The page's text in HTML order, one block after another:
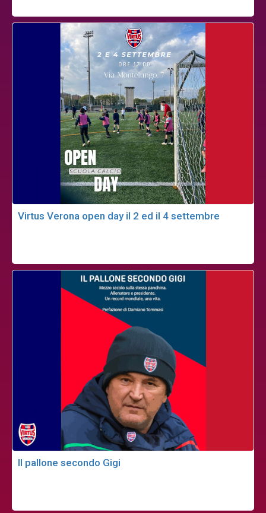
Virtus Verona open day il 2 ed il 4 settembre
Il pallone secondo Gigi